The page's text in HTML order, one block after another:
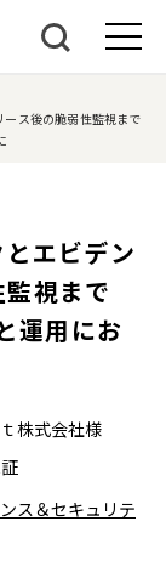
ス後の脆弱性監視まで
エビデン
視まで
運用にお
株式会社様
ス＆セキュリテ